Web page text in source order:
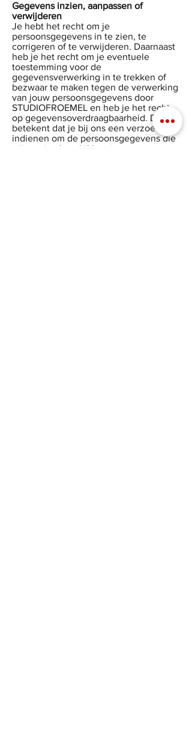
Gegevens inzien, aanpassen of
verwijderen
Je hebt het recht om je
persoonsgegevens in te zien, te
corrigeren of te verwijderen. Daarnaast
heb je het recht om je eventuele
toestemming voor de
gegevensverwerking in te trekken of
bezwaar te maken tegen de verwerking
van jouw persoonsgegevens door
STUDIOFROEMEL en heb je het recht
op gegevensoverdraagbaarheid. Dat
betekent dat je bij ons een verzoek kan
indienen om de persoonsgegevens die
wij van jou beschikken in een